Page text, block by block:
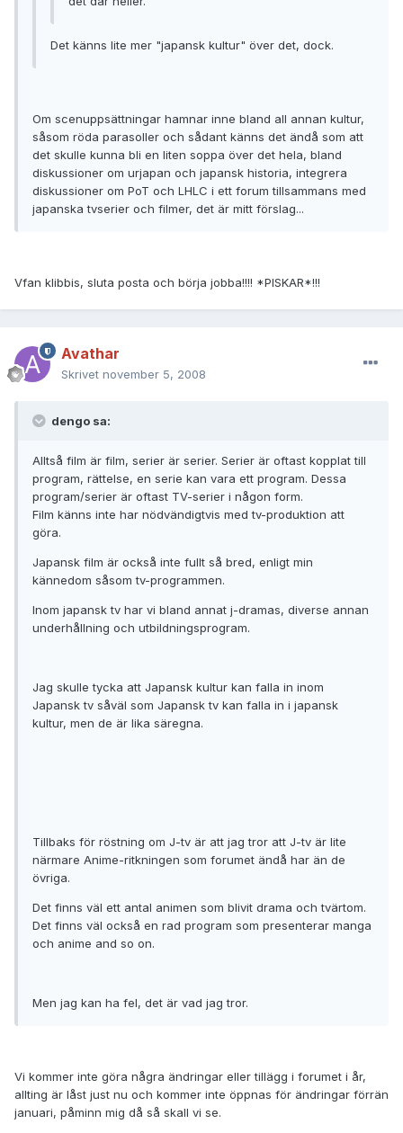
Det känns lite mer "japansk kultur" över det, dock.
Om scenuppsättningar hamnar inne bland all annan kultur,
såsom röda parasoller och sådant känns det ändå som att
det skulle kunna bli en liten soppa över det hela, bland
diskussioner om urjapan och japansk historia, integrera
diskussioner om PoT och LHLC i ett forum tillsammans med
japanska tvserier och filmer, det är mitt förslag...
Vfan klibbis, sluta posta och börja jobba!!!! *PISKAR*!!!
Avathar
Skrivet november 5, 2008
dengo sa:
Alltså film är film, serier är serier. Serier är oftast kopplat till
program, rättelse, en serie kan vara ett program. Dessa
program/serier är oftast TV-serier i någon form.
Film känns inte har nödvändigtvis med tv-produktion att
göra.
Japansk film är också inte fullt så bred, enligt min
kännedom såsom tv-programmen.
Inom japansk tv har vi bland annat j-dramas, diverse annan
underhållning och utbildningsprogram.
Jag skulle tycka att Japansk kultur kan falla in inom
Japansk tv såväl som Japansk tv kan falla in i japansk
kultur, men de är lika säregna.
Tillbaks för röstning om J-tv är att jag tror att J-tv är lite
närmare Anime-ritkningen som forumet ändå har än de
övriga.
Det finns väl ett antal animen som blivit drama och tvärtom.
Det finns väl också en rad program som presenterar manga
och anime and so on.
Men jag kan ha fel, det är vad jag tror.
Vi kommer inte göra några ändringar eller tillägg i forumet i år,
allting är låst just nu och kommer inte öppnas för ändringar förrän
januari, påminn mig då så skall vi se.